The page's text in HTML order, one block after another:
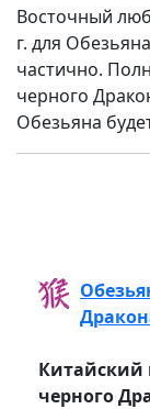
Восточный
г. для
частично.
черного
Обезьяна
Китайский
черного